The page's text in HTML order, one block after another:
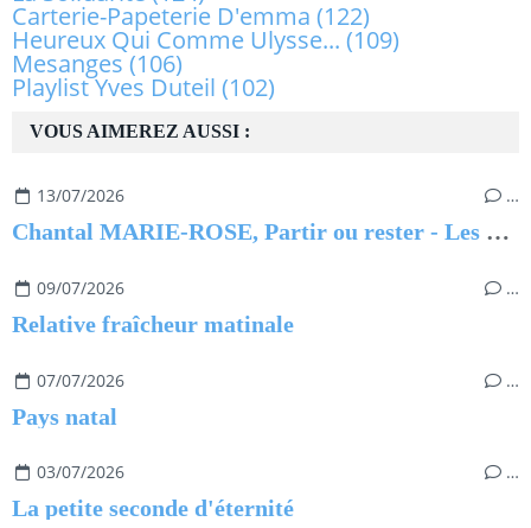
VOUS AIMEREZ AUSSI :
13/07/2026 …
Chantal MARIE-ROSE, Partir ou rester - Les clés pour évoluer professionnellement sans regret
09/07/2026 …
Relative fraîcheur matinale
07/07/2026 …
Pays natal
03/07/2026 …
La petite seconde d'éternité
Carterie-Papeterie D'emma (122)
Heureux Qui Comme Ulysse... (109)
Mesanges (106)
Playlist Yves Duteil (102)